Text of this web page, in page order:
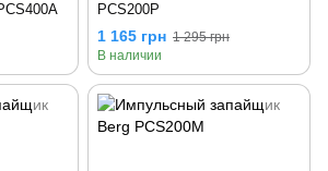
PCS200P
1 165 грн 1 295 грн
В наличии